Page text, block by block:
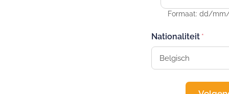
Formaat: dd/
Nationaliteit